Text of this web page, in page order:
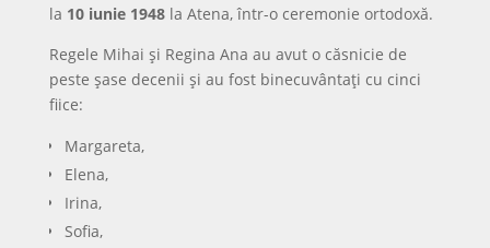
la 10 iunie 1948la Atena, într-o ceremonie ortodoxă.
Regele Mihai și Regina Ana au avut o căsnicie de
peste șase decenii și au fost binecuvântați cu cinci
fiice:
Margareta,
Elena,
Irina,
Sofia,